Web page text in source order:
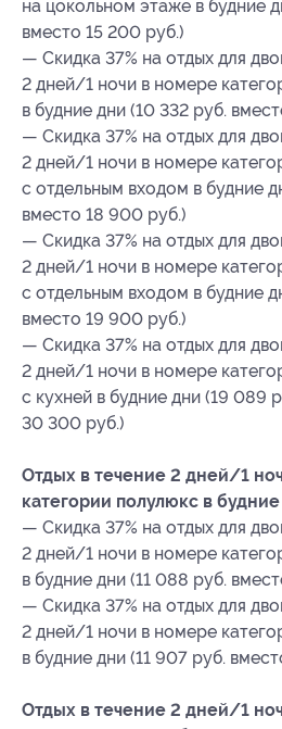
на цокольном этаже в будние
вместо 15 200 руб.)
— Скидка 37% на отдых для
2 дней/1 ночи в номере
в будние дни (10 332 руб.
— Скидка 37% на отдых для
2 дней/1 ночи в номере
с отдельным входом в будние
вместо 18 900 руб.)
— Скидка 37% на отдых для
2 дней/1 ночи в номере
с отдельным входом в будние
вместо 19 900 руб.)
— Скидка 37% на отдых для
2 дней/1 ночи в номере
с кухней в будние дни (19 089
30 300 руб.)
Отдых в течение 2 дней/1
категории полулюкс в
— Скидка 37% на отдых для
2 дней/1 ночи в номере
в будние дни (11 088 руб.
— Скидка 37% на отдых для
2 дней/1 ночи в номере
в будние дни (11 907 руб.
Отдых в течение 2 дней/1